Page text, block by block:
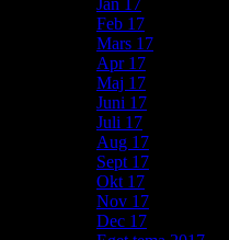
Feb 17
Mars 17
Apr 17
Maj 17
Juni 17
Juli 17
Aug 17
Sept 17
Okt 17
Nov 17
Dec 17